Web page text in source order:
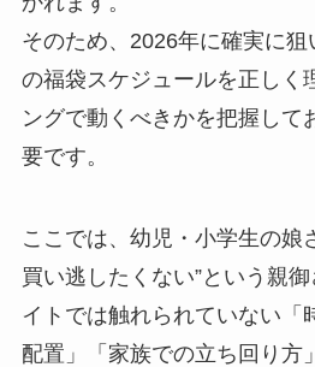
そのため、2026年に確実に
の福袋スケジュールを正しく
ングで動くべきかを把握して
要です。
ここでは、幼児・小学生の娘
買い逃したくない”という親
イトでは触れられていない「
配置」「家族での立ち回り方